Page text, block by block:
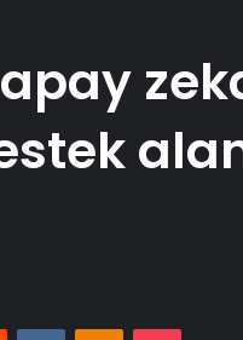
Reddit VKontakteOdnoklassniki
Pocket